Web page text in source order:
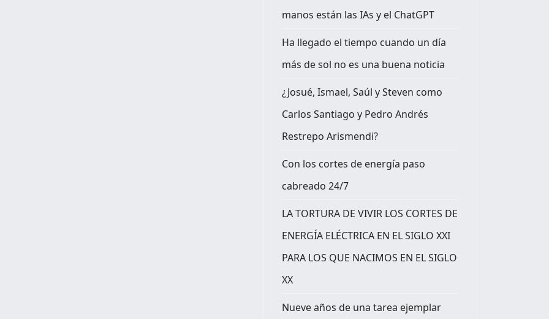
manos están las IAs y el ChatGPT
Ha llegado el tiempo cuando un día
más de sol no es una buena noticia
¿Josué, Ismael, Saúl y Steven como
Carlos Santiago y Pedro Andrés
Restrepo Arismendi?
Con los cortes de energía paso
cabreado 24/7
LA TORTURA DE VIVIR LOS CORTES DE
ENERGÍA ELÉCTRICA EN EL SIGLO XXI
PARA LOS QUE NACIMOS EN EL SIGLO
XX
Nueve años de una tarea ejemplar